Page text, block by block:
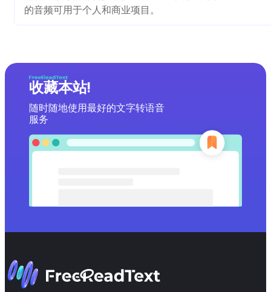
的音频可用于个人和商业项目。
收藏本站!
随时随地使用最好的文字转语音
服务